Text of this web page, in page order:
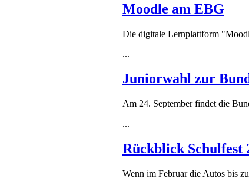
Moodle am EBG
Die digitale Lernplattform
...
Juniorwahl zur
Am 24. September findet die
...
Rückblick Schulfest
Wenn im Februar die Autos bis